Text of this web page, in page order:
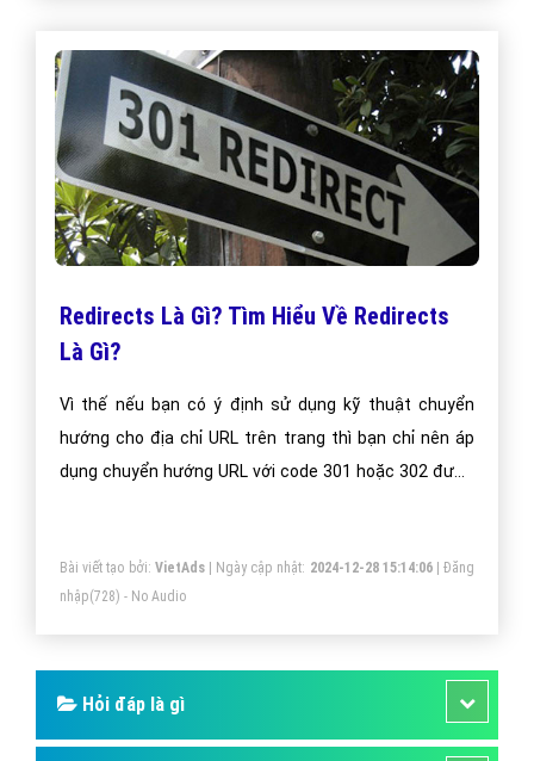
Redirects Là Gì? Tìm Hiểu Về Redirects
Là Gì?
Vì thế nếu bạn có ý định sử dụng kỹ thuật chuyển
hướng cho địa chỉ URL trên trang thì bạn chỉ nên áp
dụng chuyển hướng URL với code 301 hoặc 302 được
Bài viết tạo bởi: VietAds| Ngày cập nhật: 2024-12-28 15:14:06|Đăng
nhập(728) - No Audio
Hỏi đáp là gì